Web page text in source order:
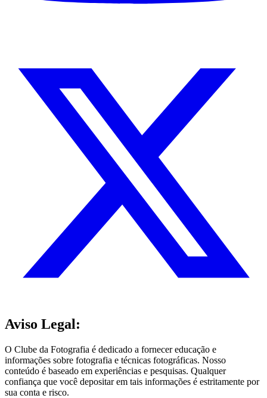
Aviso Legal:
O Clube da Fotografia é dedicado a fornecer educação e
informações sobre fotografia e técnicas fotográficas. Nosso
conteúdo é baseado em experiências e pesquisas. Qualquer
confiança que você depositar em tais informações é estritamente por
sua conta e risco.